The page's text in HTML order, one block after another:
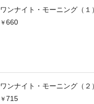
ワンナイト・モーニング（１）
660
ワンナイト・モーニング（２）
715